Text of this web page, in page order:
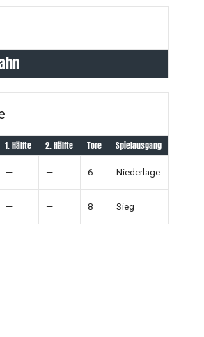
1. Hälfte 2. Hälfte Tore Spielausgang
— — 6 Niederlage
— — 8 Sieg